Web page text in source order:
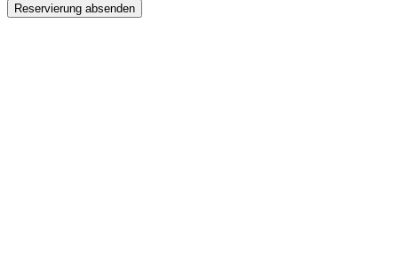
Reservierung absenden